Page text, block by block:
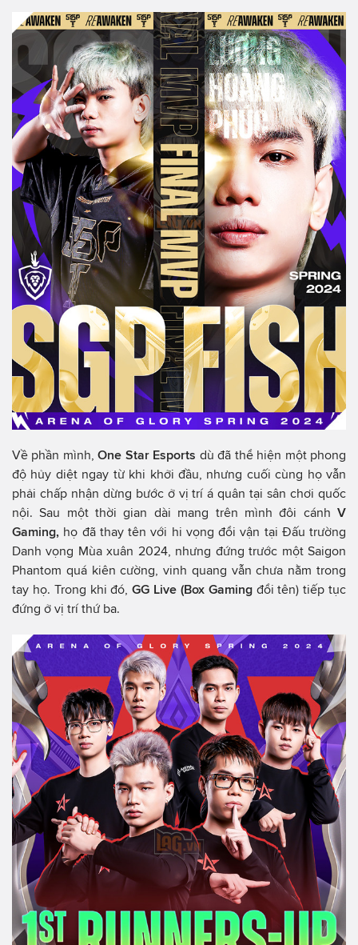
Về phần mình,One Star Esports dù đã thể hiện một phong
độ hủy diệt ngay từ khi khởi đầu, nhưng cuối cùng họ vẫn
phải chấp nhận dừng bước ở vị trí á quân tại sân chơi quốc
nội. Sau một thời gian dài mang trên mình đôi cánh V
Gaming, họ đã thay tên với hi vọng đổi vận tại Đấu trường
Danh vọng Mùa xuân 2024, nhưng đứng trước một Saigon
Phantom quá kiên cường, vinh quang vẫn chưa nằm trong
tay họ. Trong khi đó,GG Live (Box Gamingđổi tên) tiếp tục
đứng ở vị trí thứ ba.